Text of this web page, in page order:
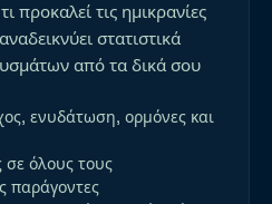
προκαλεί τις ημικρανίες
στατιστικά
από τα δικά σου
ενυδάτωση, ορμόνες και
όλους τους
παράγοντες